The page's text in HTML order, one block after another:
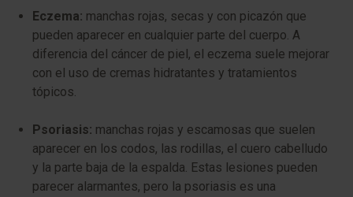
Eczema: manchas rojas, secas y con picazón que
pueden aparecer en cualquier parte del cuerpo. A
diferencia del cáncer de piel, el eczema suele mejorar
con el uso de cremas hidratantes y tratamientos
tópicos.
Psoriasis: manchas rojas y escamosas que suelen
aparecer en los codos, las rodillas, el cuero cabelludo
y la parte baja de la espalda. Estas lesiones pueden
parecer alarmantes, pero la psoriasis es una